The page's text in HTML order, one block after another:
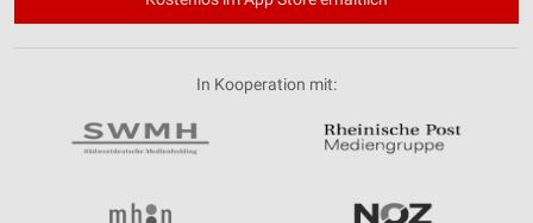
In Kooperation mit: